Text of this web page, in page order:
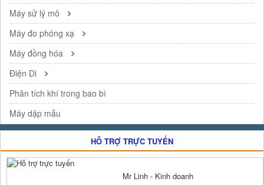
Máy sử lý mô
Máy đo phóng xạ
Máy đồng hóa
Điện Di
Phân tích khí trong bao bì
Máy dập mẫu
HỖ TRỢ TRỰC TUYẾN
Mr Linh - Kinh doanh